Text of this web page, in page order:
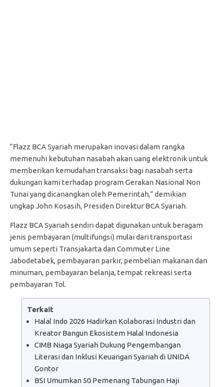
“Flazz BCA Syariah merupakan inovasi dalam rangka
memenuhi kebutuhan nasabah akan uang elektronik untuk
memberikan kemudahan transaksi bagi nasabah serta
dukungan kami terhadap program Gerakan Nasional Non
Tunai yang dicanangkan oleh Pemerintah,” demikian
ungkap John Kosasih, Presiden Direktur BCA Syariah.
Flazz BCA Syariah sendiri dapat digunakan untuk beragam
jenis pembayaran (multifungsi) mulai dari transportasi
umum seperti Transjakarta dan Commuter Line
Jabodetabek, pembayaran parkir, pembelian makanan dan
minuman, pembayaran belanja, tempat rekreasi serta
pembayaran Tol.
Terkait
Halal Indo 2026 Hadirkan Kolaborasi Industri dan
Kreator Bangun Ekosistem Halal Indonesia
CIMB Niaga Syariah Dukung Pengembangan
Literasi dan Inklusi Keuangan Syariah di UNIDA
Gontor
BSI Umumkan 50 Pemenang Tabungan Haji